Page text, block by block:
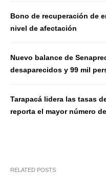
Bono de recuperación de
nivel de afectación
Nuevo balance de
desaparecidos y 99 mil
Tarapacá lidera las tasas
reporta el mayor número
RELATED POSTS